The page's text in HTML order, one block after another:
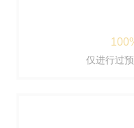
仅进行过